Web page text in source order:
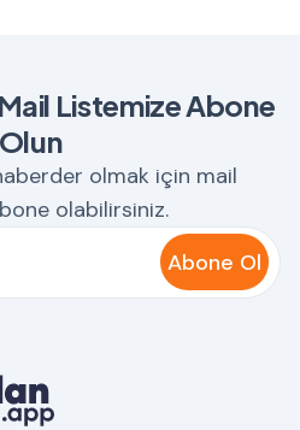
Listemize Abone
Olun
olmak için mail
olabilirsiniz.
Abone Ol